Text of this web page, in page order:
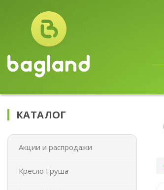
КАТАЛОГ
Акции и распродажи
Кресло Груша